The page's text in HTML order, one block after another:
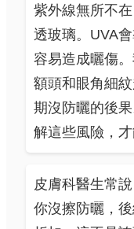
紫外線無所不
透玻璃。UVA
容易造成曬傷
額頭和眼角細
期沒防曬的後
解這些風險，才
皮膚科醫生常
你沒擦防曬，